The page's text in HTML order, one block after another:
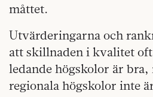
måttet.
Utvärderingarna och
att skillnaden i kvalitet
ledande högskolor är
regionala högskolor inte